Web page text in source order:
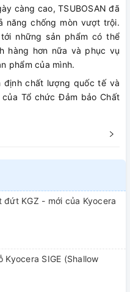
càng cao, TSUBOSAN đã
năng chống mòn vượt trội.
những sản phẩm có thể
hàng hơn nữa và phục vụ
phẩm của mình.
định chất lượng quốc tế và
Tổ chức Đảm bảo Chất
đứt KGZ - mới của Kyocera
Kyocera SIGE (Shallow